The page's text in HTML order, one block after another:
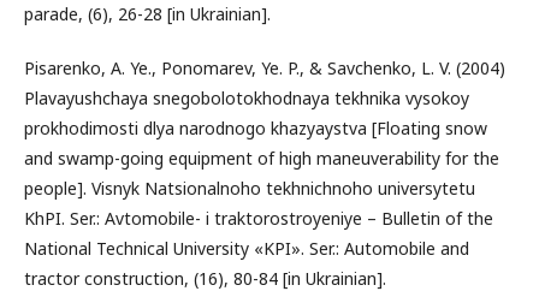
parade, (6), 26-28 [in Ukrainian].
Pisarenko, A. Ye., Ponomarev, Ye. P., & Savchenko, L. V. (2004)
Plavayushchaya snegobolotokhodnaya tekhnika vysokoy
prokhodimosti dlya narodnogo khazyaystva [Floating snow
and swamp-going equipment of high maneuverability for the
people]. Visnyk Natsionalnoho tekhnichnoho universytetu
KhPI. Ser.: Avtomobile- i traktorostroyeniye – Bulletin of the
National Technical University «KPI». Ser.: Automobile and
tractor construction, (16), 80-84 [in Ukrainian].